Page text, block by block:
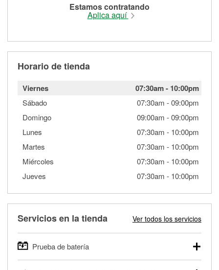
Estamos contratando
Aplica aquí
Horario de tienda
Viernes 07:30am- 10:00pm
Sábado 07:30am -09:00pm
Domingo
09:00am -09:00pm
Lunes
07:30am - 10:00pm
Martes
07:30am - 10:00pm
Miércoles
07:30am - 10:00pm
Jueves
07:30am - 10:00pm
Servicios en la tienda Ver todos los servicios
Prueba de batería